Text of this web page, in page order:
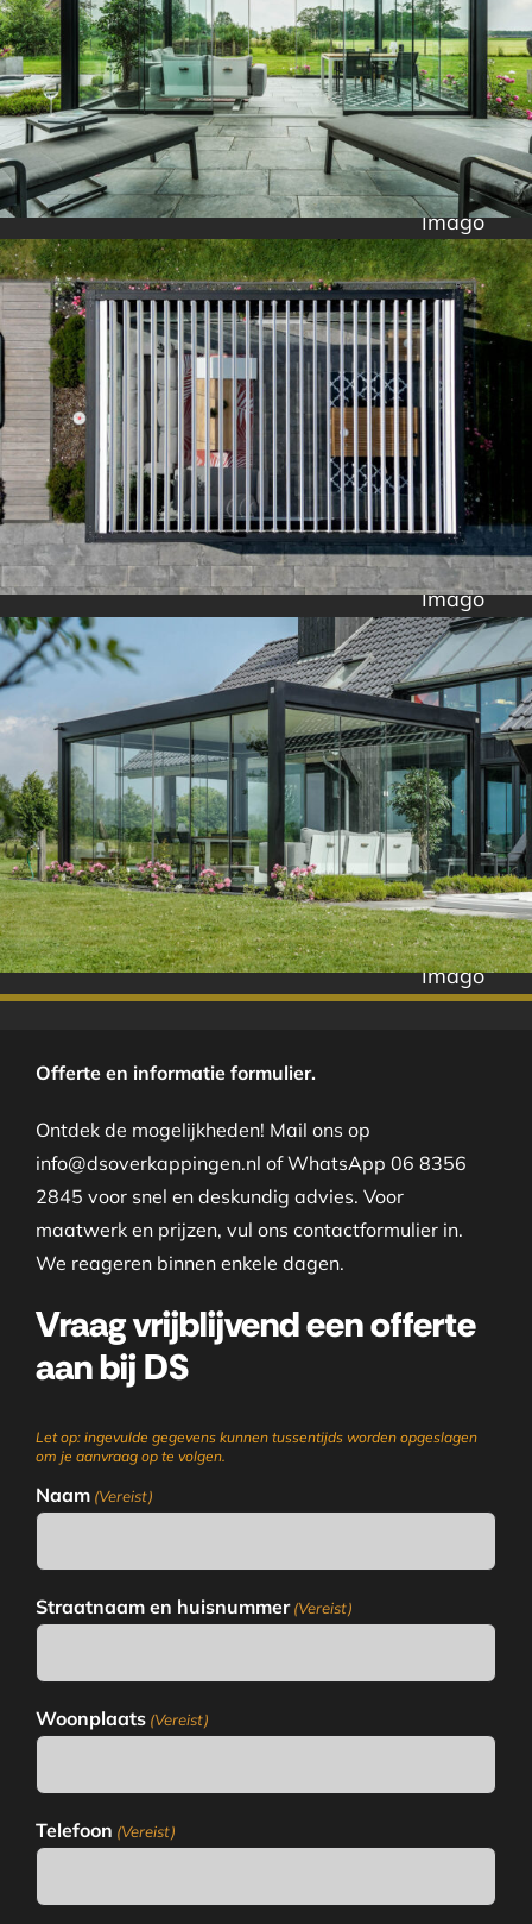
Imago
Imago
Imago
Offerte en informatie formulier.
Ontdek de mogelijkheden! Mail ons op
info@dsoverkappingen.nl of WhatsApp 06 8356
2845 voor snel en deskundig advies. Voor
maatwerk en prijzen, vul ons contactformulier in.
We reageren binnen enkele dagen.
Vraag vrijblijvend een offerte
aan bij DS
Let op: ingevulde gegevens kunnen tussentijds worden opgeslagen
om je aanvraag op te volgen.
Naam (Vereist)
Straatnaam en huisnummer (Vereist)
Woonplaats (Vereist)
Telefoon (Vereist)